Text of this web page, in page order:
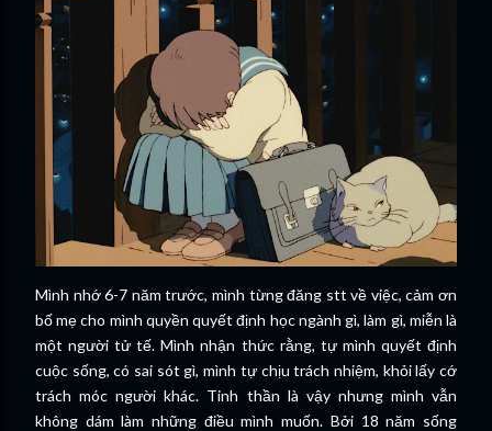
Mình nhớ 6-7 năm trước, mình từng đăng stt về việc, cảm ơn
bố mẹ cho mình quyền quyết định học ngành gì, làm gì, miễn là
một người tử tế. Mình nhận thức rằng, tự mình quyết định
cuộc sống, có sai sót gì, mình tự chịu trách nhiệm, khỏi lấy cớ
trách móc người khác. Tinh thần là vậy nhưng mình vẫn
không dám làm những điều mình muốn. Bởi 18 năm sống